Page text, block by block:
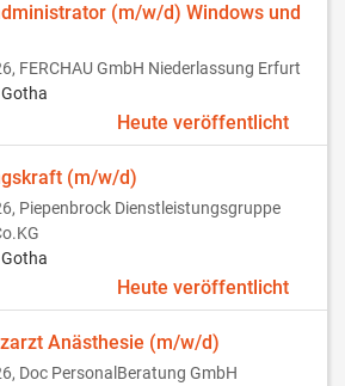
(m/w/d) Windows und
FERCHAU GmbH Niederlassung Erfurt
Heute veröffentlicht
(m/w/d)
Piepenbrock Dienstleistungsgruppe
Heute veröffentlicht
Anästhesie (m/w/d)
Doc PersonalBeratung GmbH